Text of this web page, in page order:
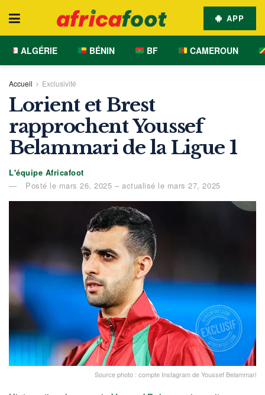
APP
ALGÉRIE BÉNIN BF CAMEROUN
Accueil Exclusivité
Lorient et Brest
rapprochent Youssef
Belammari de la Ligue 1
L'équipe Africafoot
Posté le mars 26, 2025 – actualisé le mars 27, 2025
Source photo : compte Instagram de Youssef Belammari